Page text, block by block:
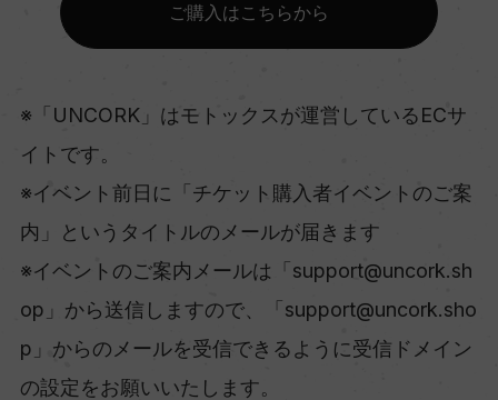
ご購入はこちらから
※「UNCORK」はモトックスが運営しているECサ
イトです。
※イベント前日に「チケット購入者イベントのご案
内」というタイトルのメールが届きます
※イベントのご案内メールは「support@uncork.sh
op」から送信しますので、「support@uncork.sho
p」からのメールを受信できるように受信ドメイン
の設定をお願いいたします。